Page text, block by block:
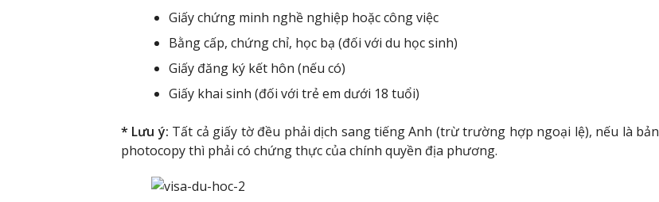
Giấy chứng minh nghề nghiệp hoặc công việc
Bằng cấp, chứng chỉ, học bạ (đối với du học sinh)
Giấy đăng ký kết hôn (nếu có)
Giấy khai sinh (đối với trẻ em dưới 18 tuổi)
* Lưu ý: Tất cả giấy tờ đều phải dịch sang tiếng Anh (trừ trường hợp ngoại lệ), nếu là bản
photocopy thì phải có chứng thực của chính quyền địa phương.